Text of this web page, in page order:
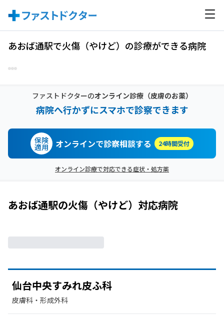
あおば通駅で火傷（やけど）の診療ができる病院
ファストドクターのオンライン診療（皮膚のお薬）
病院へ行かずにスマホで診察できます
保険
適用 オンラインで診察相談する 24時間受付
オンライン診療で対応できる症状・処方薬
あおば通駅の火傷（やけど） 対応病院
仙台中央すみれ皮ふ科
皮膚科・​形成外科